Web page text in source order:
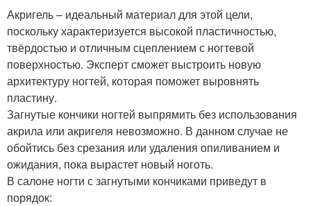
Акригель – идеальный материал для этой цели,
поскольку характеризуется высокой пластичностью,
твёрдостью и отличным сцеплением с ногтевой
поверхностью. Эксперт сможет выстроить новую
архитектуру ногтей, которая поможет выровнять
пластину.
Загнутые кончики ногтей выпрямить без использования
акрила или акригеля невозможно. В данном случае не
обойтись без срезания или удаления опиливанием и
ожидания, пока вырастет новый ноготь.
В салоне ногти с загнутыми кончиками приведут в
порядок: